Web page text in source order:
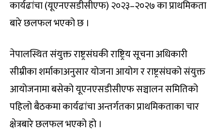
कार्यढांचा (यूएनएसडीसीएफ) २०२३–२०२७ का प्राथमिकता
बारे छलफल भएको छ ।
नेपालस्थित संयुक्त राष्ट्रसंघकी राष्ट्रिय सूचना अधिकारी
सीम्रीका शर्माकाअनुसार योजना आयोग र राष्ट्रसंघको संयुक्त
आयोजनामा बसेको यूएनएसडीसीएफ सञ्चालन समितिको
पहिलो बैठकमा कार्यढांचा अन्तर्गतका प्राथमिकताका चार
क्षेत्रबारे छलफल भएको हो ।